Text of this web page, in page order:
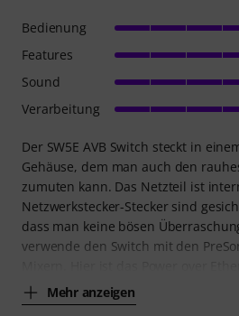
Der SW5E AVB Switch steckt in
Gehäuse, dem man auch den
zumuten kann. Das Netzteil ist
Netzwerkstecker-Stecker sind
dass man keine bösen
verwende den Switch mit den
Mehr anzeigen
Bedienung
Features
Sound
Verarbeitung